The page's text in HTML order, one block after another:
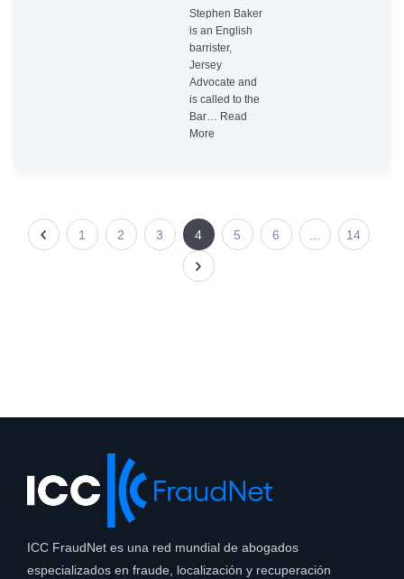
Stephen Baker
is an English
barrister,
Jersey
Advocate and
is called to the
Bar… Read
More
1 2 3 4 5 6 14
ICC FraudNet es una red mundial de abogados
especializados en fraude, localización y recuperación